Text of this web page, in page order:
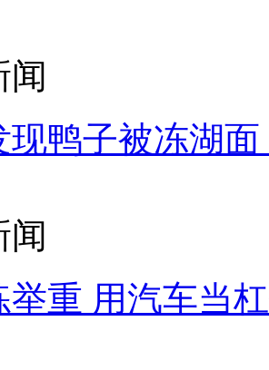
闻
现鸭子被冻湖
闻
举重 用汽车当